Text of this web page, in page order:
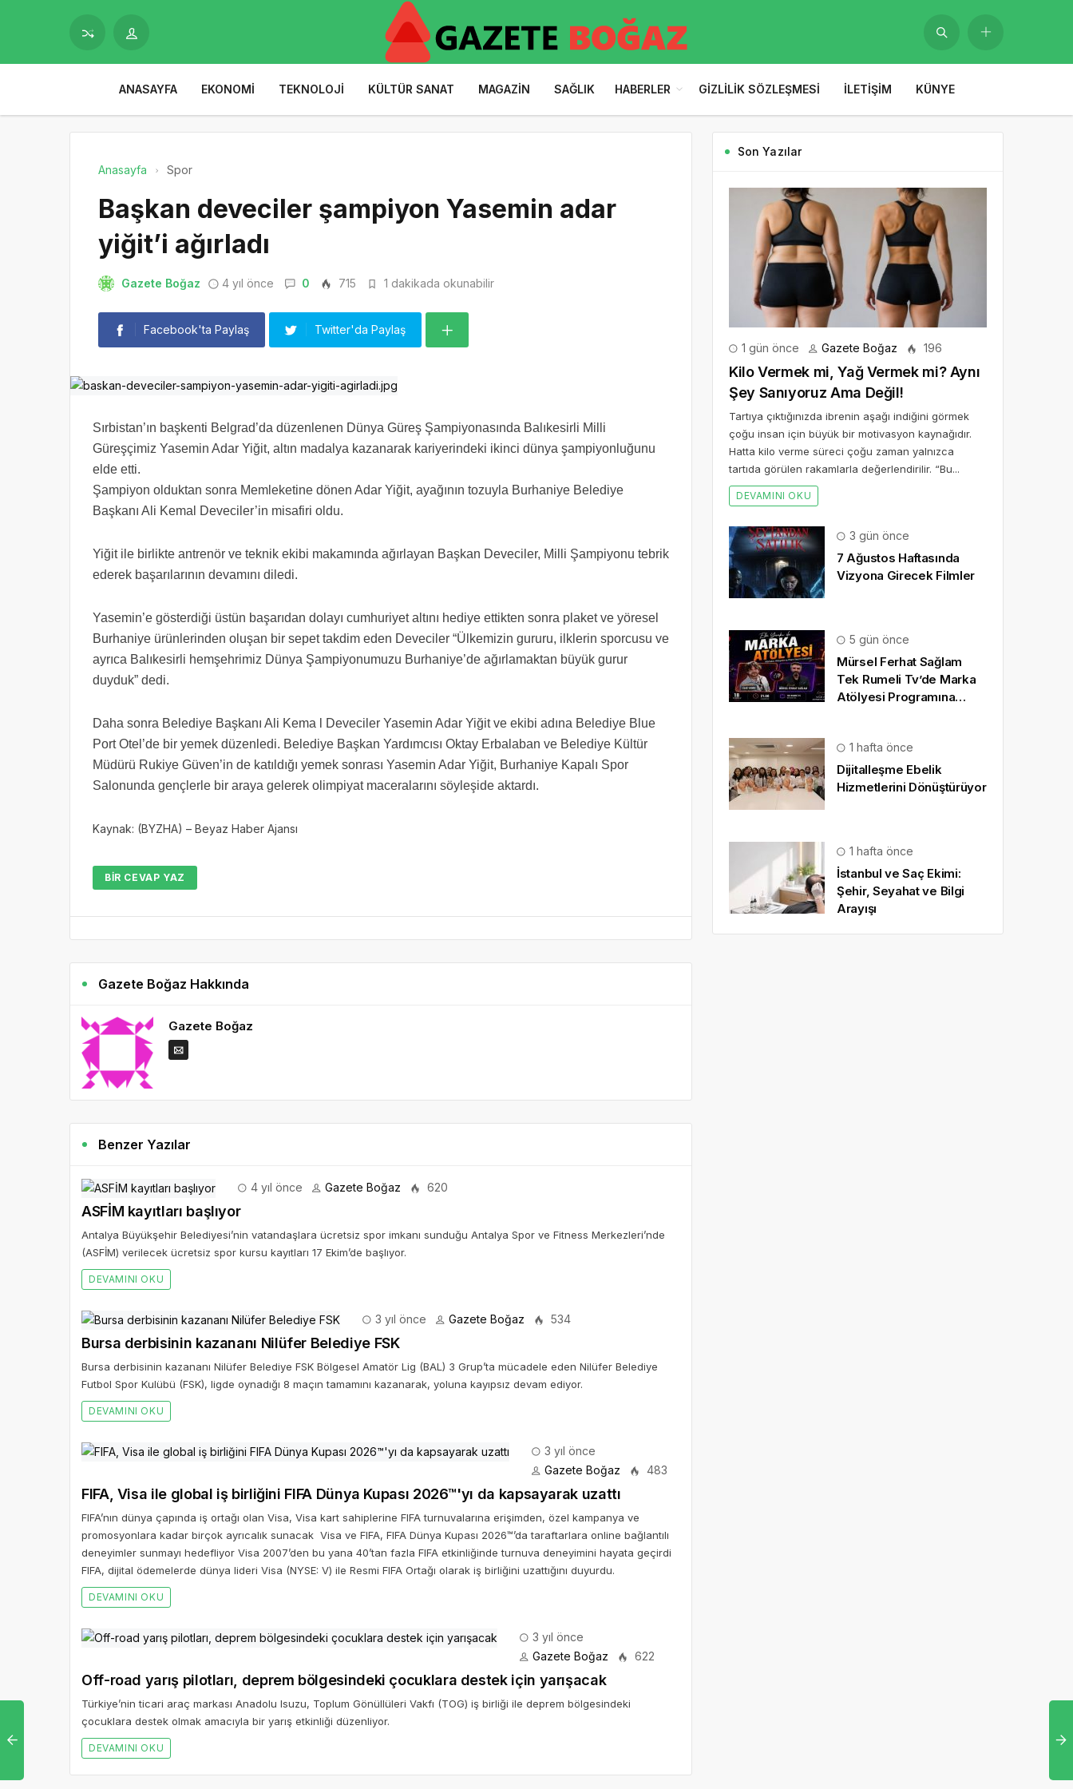
ANASAYFA EKONOMI TEKNOLOJI KÜLTÜR SANAT MAGAZIN SAĞLIK HABERLER GIZLILIK SÖZLEŞMESI İLETIŞIM KÜNYE
Anasayfa Spor
Başkan deveciler şampiyon Yasemin adar
yiğit’i ağırladı
Gazete Boğaz 4 yıl önce 0 715 1 dakikada okunabilir
Facebook'ta Paylaş Twitter'da Paylaş
Sırbistan’ın başkenti Belgrad’da düzenlenen Dünya Güreş Şampiyonasında Balıkesirli Milli
Güreşçimiz Yasemin Adar Yiğit, altın madalya kazanarak kariyerindeki ikinci dünya şampiyonluğunu
elde etti.
Şampiyon olduktan sonra Memleketine dönen Adar Yiğit, ayağının tozuyla Burhaniye Belediye
Başkanı Ali Kemal Deveciler’in misafiri oldu.
Yiğit ile birlikte antrenör ve teknik ekibi makamında ağırlayan Başkan Deveciler, Milli Şampiyonu tebrik
ederek başarılarının devamını diledi.
Yasemin’e gösterdiği üstün başarıdan dolayı cumhuriyet altını hediye ettikten sonra plaket ve yöresel
Burhaniye ürünlerinden oluşan bir sepet takdim eden Deveciler “Ülkemizin gururu, ilklerin sporcusu ve
ayrıca Balıkesirli hemşehrimiz Dünya Şampiyonumuzu Burhaniye’de ağırlamaktan büyük gurur
duyduk” dedi.
Daha sonra Belediye Başkanı Ali Kema l Deveciler Yasemin Adar Yiğit ve ekibi adına Belediye Blue
Port Otel’de bir yemek düzenledi. Belediye Başkan Yardımcısı Oktay Erbalaban ve Belediye Kültür
Müdürü Rukiye Güven’in de katıldığı yemek sonrası Yasemin Adar Yiğit, Burhaniye Kapalı Spor
Salonunda gençlerle bir araya gelerek olimpiyat maceralarını söyleşide aktardı.
Kaynak: (BYZHA) – Beyaz Haber Ajansı
BIR CEVAP YAZ
Gazete Boğaz Hakkında
Gazete Boğaz
Benzer Yazılar
4 yıl önce Gazete Boğaz 620
ASFİM kayıtları başlıyor
Antalya Büyükşehir Belediyesi’nin vatandaşlara ücretsiz spor imkanı sunduğu Antalya Spor ve Fitness Merkezleri’nde
(ASFİM) verilecek ücretsiz spor kursu kayıtları 17 Ekim’de başlıyor.
DEVAMINI OKU
3 yıl önce Gazete Boğaz 534
Bursa derbisinin kazananı Nilüfer Belediye FSK
Bursa derbisinin kazananı Nilüfer Belediye FSK Bölgesel Amatör Lig (BAL) 3 Grup’ta mücadele eden Nilüfer Belediye
Futbol Spor Kulübü (FSK), ligde oynadığı 8 maçın tamamını kazanarak, yoluna kayıpsız devam ediyor.
DEVAMINI OKU
3 yıl önce
Gazete Boğaz
483
FIFA, Visa ile global iş birliğini FIFA Dünya Kupası 2026™'yı da kapsayarak uzattı
FIFA’nın dünya çapında iş ortağı olan Visa, Visa kart sahiplerine FIFA turnuvalarına erişimden, özel kampanya ve
promosyonlara kadar birçok ayrıcalık sunacak Visa ve FIFA, FIFA Dünya Kupası 2026™’da taraftarlara online bağlantılı
deneyimler sunmayı hedefliyor Visa 2007’den bu yana 40’tan fazla FIFA etkinliğinde turnuva deneyimini hayata geçirdi
FIFA, dijital ödemelerde dünya lideri Visa (NYSE: V) ile Resmi FIFA Ortağı olarak iş birliğini uzattığını duyurdu.
DEVAMINI OKU
3 yıl önce
Gazete Boğaz
622
Off-road yarış pilotları, deprem bölgesindeki çocuklara destek için yarışacak
Türkiye’nin ticari araç markası Anadolu Isuzu, Toplum Gönüllüleri Vakfı (TOG) iş birliği ile deprem bölgesindeki
çocuklara destek olmak amacıyla bir yarış etkinliği düzenliyor.
DEVAMINI OKU
Son Yazılar
1 gün önce Gazete Boğaz 196
Kilo Vermek mi, Yağ Vermek mi? Aynı
Şey Sanıyoruz Ama Değil!
Tartıya çıktığınızda ibrenin aşağı indiğini görmek
çoğu insan için büyük bir motivasyon kaynağıdır.
Hatta kilo verme süreci çoğu zaman yalnızca
tartıda görülen rakamlarla değerlendirilir. “Bu...
DEVAMINI OKU
3 gün önce
7 Ağustos Haftasında
Vizyona Girecek Filmler
5 gün önce
Mürsel Ferhat Sağlam
Tek Rumeli Tv’de Marka
Atölyesi Programına
1 hafta önce
Dijitalleşme Ebelik
Hizmetlerini Dönüştürüyor
1 hafta önce
İstanbul ve Saç Ekimi:
Şehir, Seyahat ve Bilgi
Arayışı